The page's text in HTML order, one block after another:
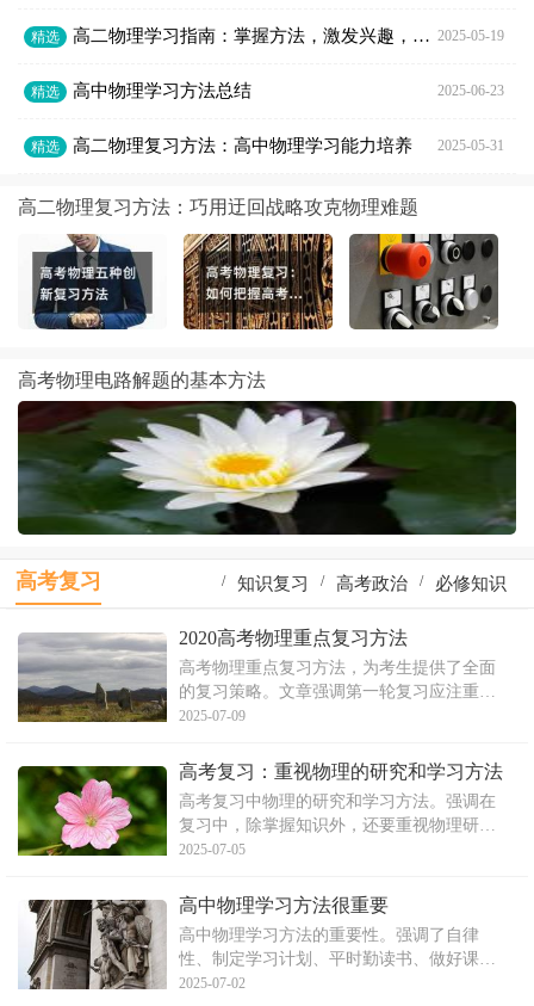
精选 2025-05-19
高二物理学习指南：掌握方法，激发兴趣，增强信心
精选 2025-06-23
高中物理学习方法总结
精选 2025-05-31
高二物理复习方法：高中物理学习能力培养
高二物理复习方法：巧用迂回战略攻克物理难题
高考物理电路解题的基本方法
高考复习 必修知识
/
高考政治
/
知识复习
/
高考物理
/
一轮复习
/
生物知识
/
识点复习
/
物理复习
/
2020高考物理重点复习方法
高考物理重点复习方法，为考生提供了全面
的复习策略。文章强调第一轮复习应注重基
础概念和解题技巧的掌握，以及如何在脑海
攻克力学的力的分析、功和能之间的守恒关
指出了解题的基本步骤和
2025-07-09
高考复习：重视物理的研究和学习方法
高考复习中物理的研究和学习方法。强调在
复习中，除掌握知识外，还要重视物理研究
方法的学习和实践，如隔离法、整体法等。
视解题的规范化训练，以及对实验的复习。
文章还指出了在实验复习中应注意从实验原
理、器材到过程及误差分
2025-07-05
高中物理学习方法很重要
高中物理学习方法的重要性。强调了自律
性、制定学习计划、平时勤读书、做好课前
预习与课后复习以及独立完成作业的习惯对
2025-07-02